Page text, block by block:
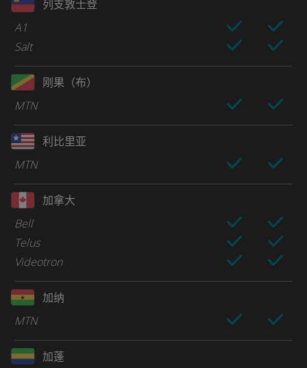
列支敦士登
A1
Salt
刚果（布）
MTN
利比里亚
MTN
加拿大
Bell
Telus
Videotron
加纳
MTN
加蓬